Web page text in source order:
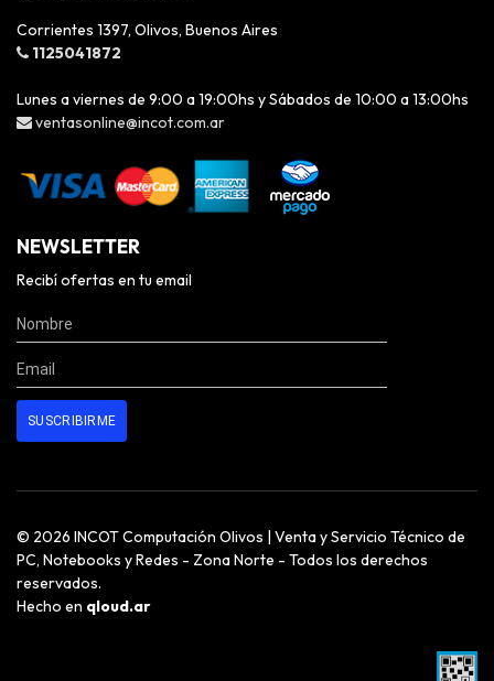
Corrientes 1397, Olivos, Buenos Aires
1125041872
Lunes a viernes de 9:00 a 19:00hs y Sábados de 10:00 a 13:00hs
ventasonline@incot.com.ar
NEWSLETTER
Recibí ofertas en tu email
© 2026 INCOT Computación Olivos | Venta y Servicio Técnico de
PC, Notebooks y Redes - Zona Norte - Todos los derechos
reservados.
Hecho en qloud.ar